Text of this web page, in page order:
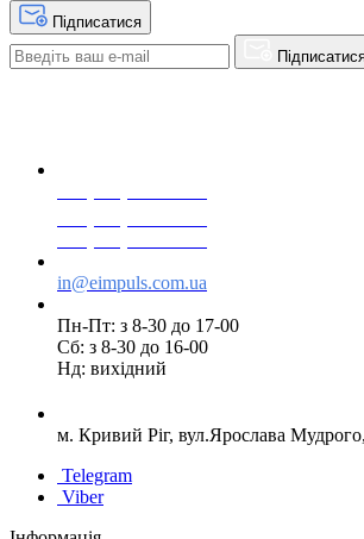
Підписатися
in@eimpuls.com.ua
Пн-Пт: з 8-30 до 17-00
Сб: з 8-30 до 16-00
Нд: вихідний
м. Кривий Ріг, вул.Ярослава
Telegram
Viber